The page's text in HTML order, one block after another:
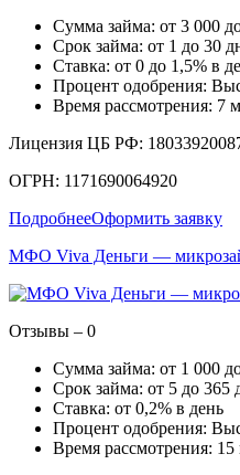
Сумма займа: от 3 000
Срок займа: от 1 до 30
Ставка: от 0 до 1,5% в
Процент одобрения:
Время рассмотрения: 7
Лицензия ЦБ РФ:
ОГРН: 1171690064920
ПодробнееОформить заявку
МФО Viva Деньги —
Отзывы – 0
Сумма займа: от 1 000
Срок займа: от 5 до 365
Ставка: от 0,2% в день
Процент одобрения:
Время рассмотрения: